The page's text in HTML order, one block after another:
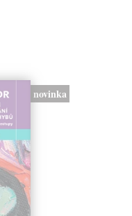
novinka